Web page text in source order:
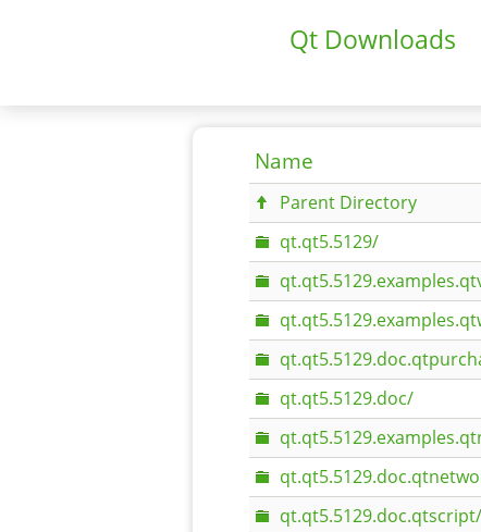
Qt Downloads
Name
Parent Directory
qt.qt5.5129/
qt.qt5.5129.doc/
qt.qt5.5129.doc.qtscript/